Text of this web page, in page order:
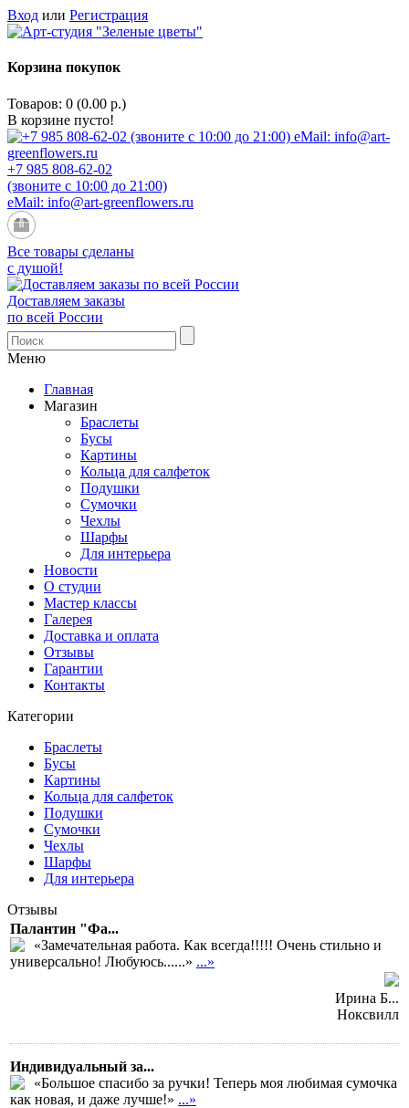
Вход или Регистрация
Корзина покупок
Товаров: 0 (0.00 р.)
В корзине пусто!
+7 985 808-62-02
(звоните с 10:00 до 21:00)
eMail: info@art-greenflowers.ru
Все товары сделаны
с душой!
Доставляем заказы
по всей России
Меню
Главная
Магазин
Браслеты
Бусы
Картины
Кольца для салфеток
Подушки
Сумочки
Чехлы
Шарфы
Для интерьера
Новости
О студии
Мастер классы
Галерея
Доставка и оплата
Отзывы
Гарантии
Контакты
Категории
Браслеты
Бусы
Картины
Кольца для салфеток
Подушки
Сумочки
Чехлы
Шарфы
Для интерьера
Отзывы
Палантин "Фа...
«Замечательная работа. Как всегда!!!!! Очень стильно и
универсально! Любуюсь......» ...»
Ирина Б...
Ноксвилл
Индивидуальный за...
«Большое спасибо за ручки! Теперь моя любимая сумочка
как новая, и даже лучше!» ...»